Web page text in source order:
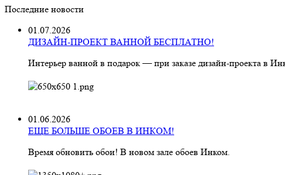
Последние новости
01.07.2026
ДИЗАЙН-ПРОЕКТ ВАННОЙ БЕСПЛАТНО!
Интерьер ванной в подарок — при заказе дизайн‑проекта в
01.06.2026
ЕЩЕ БОЛЬШЕ ОБОЕВ В ИНКОМ!
Время обновить обои! В новом зале обоев Инком.